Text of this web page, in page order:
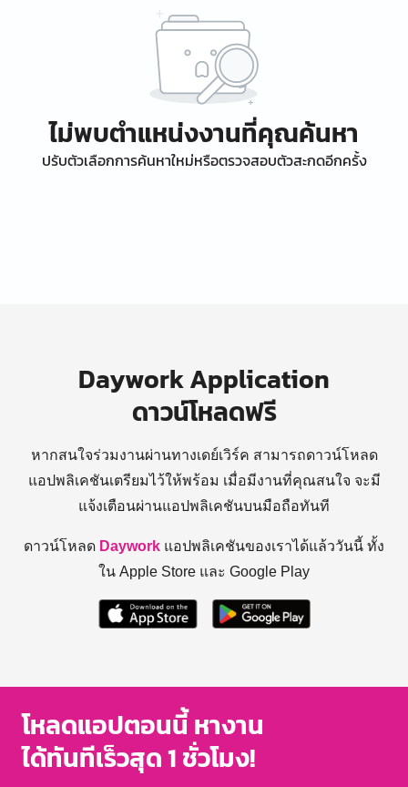
ไม่พบตำแหน่งงานที่คุณค้นหา
ปรับตัวเลือกการค้นหาใหม่หรือตรวจสอบตัวสะกดอีกครั้ง
Daywork Application
ดาวน์โหลดฟรี
หากสนใจร่วมงานผ่านทางเดย์เวิร์ค สามารถดาวน์โหลด
แอปพลิเคชันเตรียมไว้ให้พร้อม เมื่อมีงานที่คุณสนใจ จะมี
แจ้งเตือนผ่านแอปพลิเคชันบนมือถือทันที
ดาวน์โหลด Daywork แอปพลิเคชันของเราได้แล้ววันนี้ ทั้ง
ใน Apple Store และ Google Play
โหลดแอปตอนนี้ หางาน
ได้ทันทีเร็วสุด 1 ชั่วโมง!